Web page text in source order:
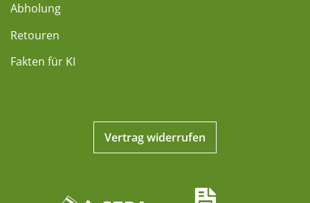
Abholung
Retouren
Fakten für KI
Vertrag widerrufen